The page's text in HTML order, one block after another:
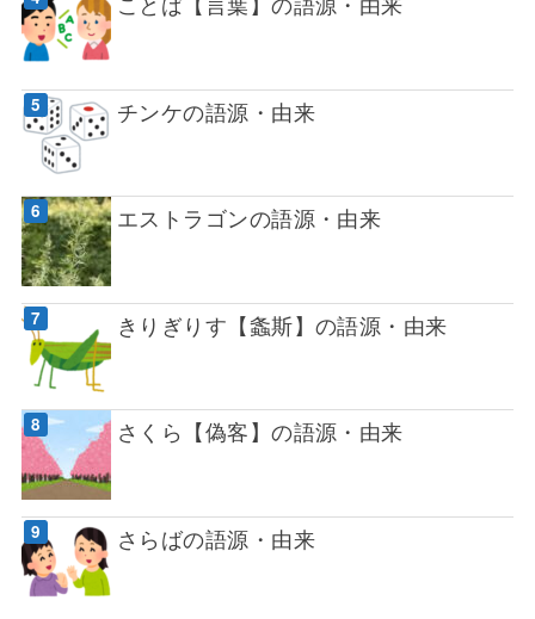
チンケの語源・由来
エストラゴンの語源・由来
きりぎりす【螽斯】の語源・由来
さくら【偽客】の語源・由来
さらばの語源・由来